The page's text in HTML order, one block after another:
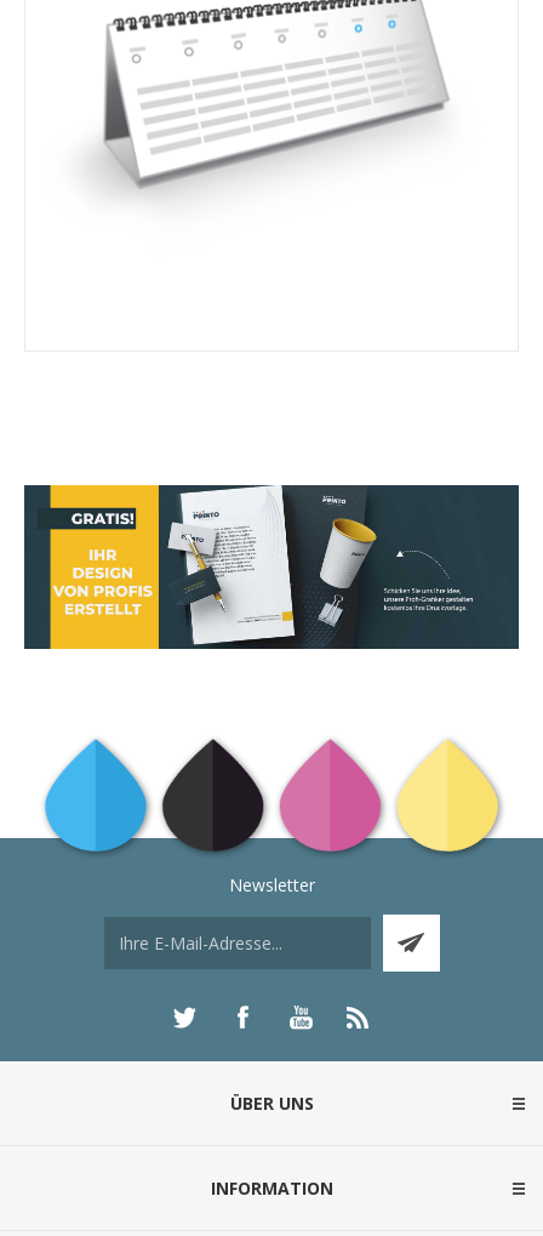
Newsletter
ÜBER UNS
INFORMATION